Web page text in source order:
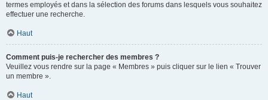
termes employés et dans la sélection des forums dans lesquels vous souhaitez
effectuer une recherche.
Haut
Comment puis-je rechercher des membres ?
Veuillez vous rendre sur la page « Membres » puis cliquer sur le lien « Trouver
un membre ».
Haut